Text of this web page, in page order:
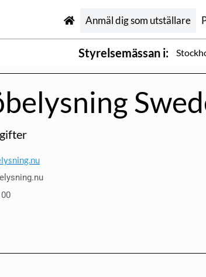
Anmäl dig som utställare
Styrelsemässan i: